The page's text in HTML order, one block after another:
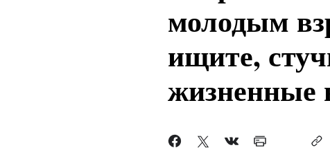
молодым
ищите,
жизненные